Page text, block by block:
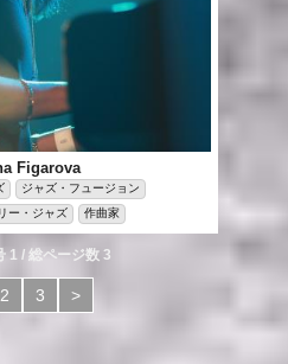
Figarova
ジャズ・フュージョン
ー・ジャズ
作曲家
1 / 総ページ数 3
2 3 >